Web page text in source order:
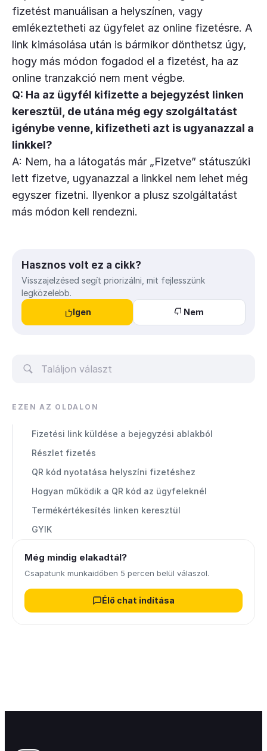
fizetést manuálisan a helyszínen, vagy
emlékeztetheti az ügyfelet az online fizetésre. A
link kimásolása után is bármikor dönthetsz úgy,
hogy más módon fogadod el a fizetést, ha az
online tranzakció nem ment végbe.
Q: Ha az ügyfél kifizette a bejegyzést linken
keresztül, de utána még egy szolgáltatást
igénybe venne, kifizetheti azt is ugyanazzal a
linkkel?
A: Nem, ha a látogatás már „Fizetve” státuszúki
lett fizetve, ugyanazzal a linkkel nem lehet még
egyszer fizetni. Ilyenkor a plusz szolgáltatást
más módon kell rendezni.
Hasznos volt ez a cikk?
Visszajelzésed segít priorizálni, mit fejlesszünk
legközelebb.
Igen
Nem
EZEN AZ OLDALON
Fizetési link küldése a bejegyzési ablakból
Részlet fizetés
QR kód nyotatása helyszíni fizetéshez
Hogyan működik a QR kód az ügyfeleknél
Termékértékesítés linken keresztül
GYIK
Még mindig elakadtál?
Csapatunk munkaidőben 5 percen belül válaszol.
Élő chat indítása